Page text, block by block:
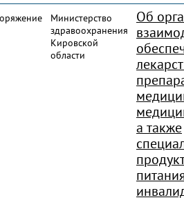
Министерство
здравоохранения
Кировской
области
Об
а также